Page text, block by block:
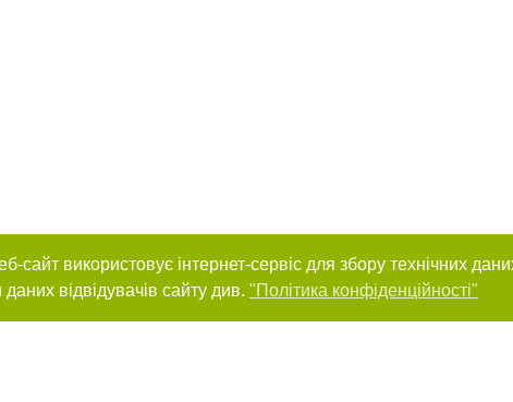
використовує інтернет-сервіс для збору технічних
відвідувачів сайту див. "Політика конфіденційності"